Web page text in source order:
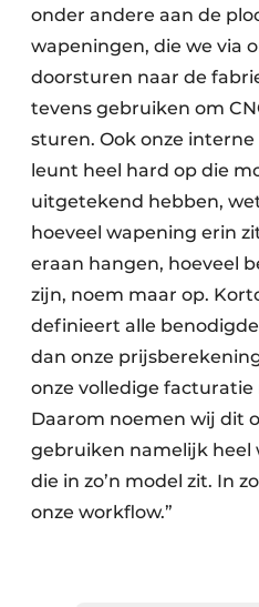
onder andere aan de
wapeningen, die we via
doorsturen naar de
tevens gebruiken om
sturen. Ook onze
leunt heel hard op die
uitgetekend hebben,
hoeveel wapening erin
eraan hangen, hoeveel
zijn, noem maar op.
definieert alle
dan onze
onze volledige
Daarom noemen wij dit
gebruiken namelijk heel
die in zo’n model zit. In
onze workflow.”